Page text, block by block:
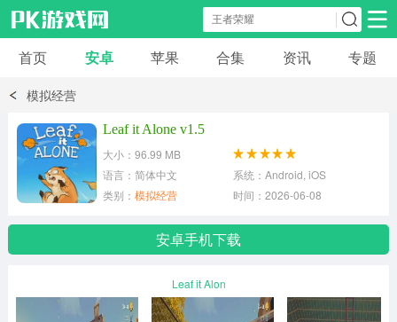
安卓应用 安卓游戏
模拟经营
首页 安卓 苹果 合集 资讯 专题
模拟经营
Leaf it Alone v1.5
大小：96.99 MB
语言：简体中文
系统：Android, iOS
类别： 模拟经营 时间：2026-06-08
安卓手机下载
Leaf it Alon